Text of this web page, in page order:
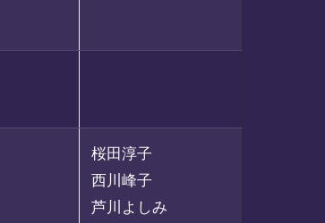
桜田淳子
西川峰子
芦川よしみ